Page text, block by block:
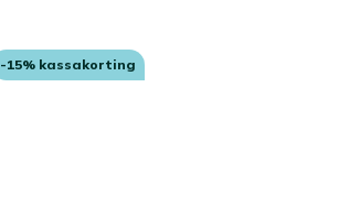
-15% kassakorting